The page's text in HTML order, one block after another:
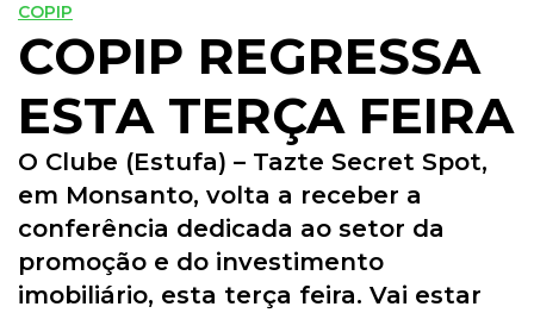
COPIP
COPIP REGRESSA
ESTA TERÇA FEIRA
O Clube (Estufa) – Tazte Secret Spot,
em Monsanto, volta a receber a
conferência dedicada ao setor da
promoção e do investimento
imobiliário, esta terça feira. Vai estar